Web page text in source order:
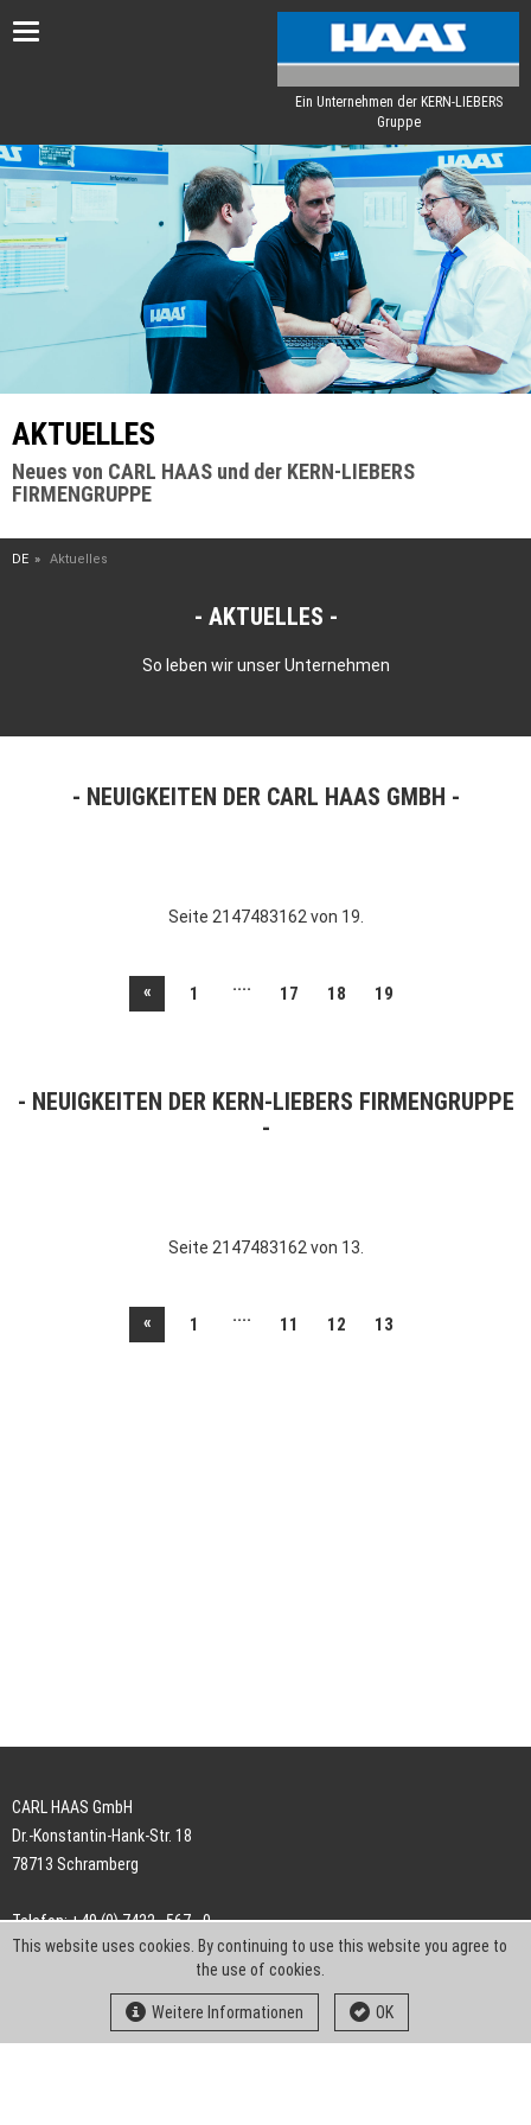
Toggle
Ein Unternehmen der KERN-LIEBERS
Gruppe
AKTUELLES
Neues von CARL HAAS und der KERN-LIEBERS
FIRMENGRUPPE
DE Aktuelles
AKTUELLES
So leben wir unser Unternehmen
NEUIGKEITEN DER CARL HAAS GMBH
Seite 2147483162 von 19.
« 1 .... 17 18 19
NEUIGKEITEN DER KERN-LIEBERS FIRMENGRUPPE
Seite 2147483162 von 13.
« 1 .... 11 12 13
CARL HAAS GmbH
Dr.-Konstantin-Hank-Str. 18
78713 Schramberg
Telefon: +49 (0) 7422 . 567 - 0
Telefax: +49 (0) 7422 . 567 - 239
info-ch@kern-liebers.com
This website uses cookies. By continuing to use this website you agree to
the use of cookies.
Weitere Informationen OK